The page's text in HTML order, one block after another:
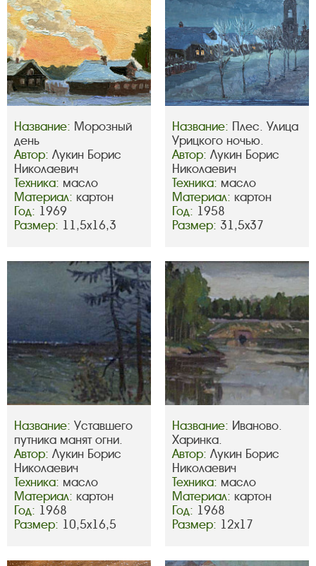
Название: Морозный
день
Автор: Лукин Борис
Николаевич
Техника: масло
Материал: картон
Год: 1969
Размер: 11,5х16,3
Название: Плес. Улица
Урицкого ночью.
Автор: Лукин Борис
Николаевич
Техника: масло
Материал: картон
Год: 1958
Размер: 31,5х37
Название: Уставшего
путника манят огни.
Автор: Лукин Борис
Николаевич
Техника: масло
Материал: картон
Год: 1968
Размер: 10,5х16,5
Название: Иваново.
Харинка.
Автор: Лукин Борис
Николаевич
Техника: масло
Материал: картон
Год: 1968
Размер: 12х17